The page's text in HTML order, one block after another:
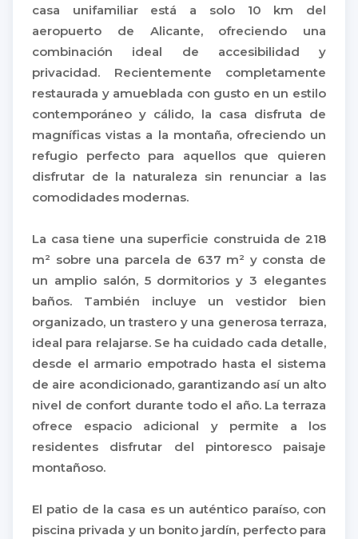
casa unifamiliar está a solo 10 km del
aeropuerto de Alicante, ofreciendo una
combinación ideal de accesibilidad y
privacidad. Recientemente completamente
restaurada y amueblada con gusto en un estilo
contemporáneo y cálido, la casa disfruta de
magníficas vistas a la montaña, ofreciendo un
refugio perfecto para aquellos que quieren
disfrutar de la naturaleza sin renunciar a las
comodidades modernas.
La casa tiene una superficie construida de 218
m² sobre una parcela de 637 m² y consta de
un amplio salón, 5 dormitorios y 3 elegantes
baños. También incluye un vestidor bien
organizado, un trastero y una generosa terraza,
ideal para relajarse. Se ha cuidado cada detalle,
desde el armario empotrado hasta el sistema
de aire acondicionado, garantizando así un alto
nivel de confort durante todo el año. La terraza
ofrece espacio adicional y permite a los
residentes disfrutar del pintoresco paisaje
montañoso.
El patio de la casa es un auténtico paraíso, con
piscina privada y un bonito jardín, perfecto para